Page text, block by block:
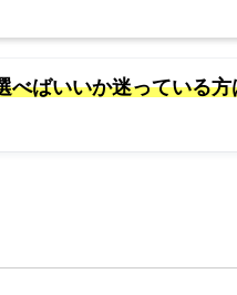
べばいいか迷っている